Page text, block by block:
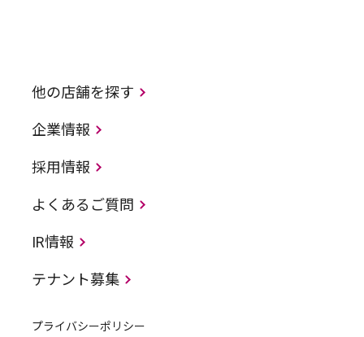
他の店舗を探す
企業情報
採用情報
よくあるご質問
IR情報
テナント募集
プライバシーポリシー